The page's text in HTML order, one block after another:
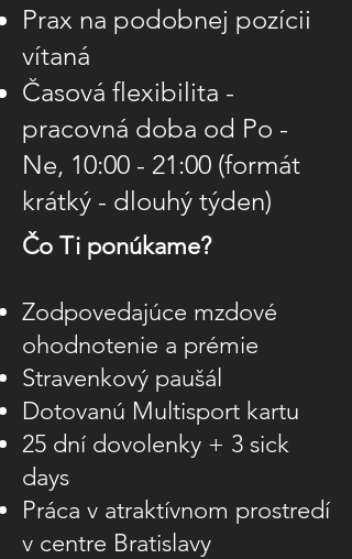
Prax na podobnej pozícii
vítaná
Časová flexibilita -
pracovná doba od Po -
Ne, 10:00 - 21:00 (formát
krátký - dlouhý týden)
Čo Ti ponúkame?
Zodpovedajúce mzdové
ohodnotenie a prémie
Stravenkový paušál
Dotovanú Multisport kartu
25 dní dovolenky + 3 sick
days
Práca v atraktívnom prostredí
v centre Bratislavy